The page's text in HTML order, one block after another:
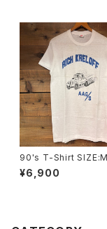
90's T-Shirt SIZE:M
¥6,900